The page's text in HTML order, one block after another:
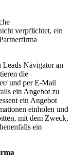
verpflichtet, ein
Leads Navigator an
die
und per E-Mail
ein Angebot zu
ein Angebot
einholen und
mit dem Zweck,
ein